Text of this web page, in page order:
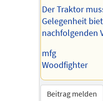
Der Traktor
Gelegenheit
nachfolgenden
mfg
Woodfighter
Beitrag melden